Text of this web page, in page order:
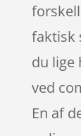
faktisk
du lige
ved
En af